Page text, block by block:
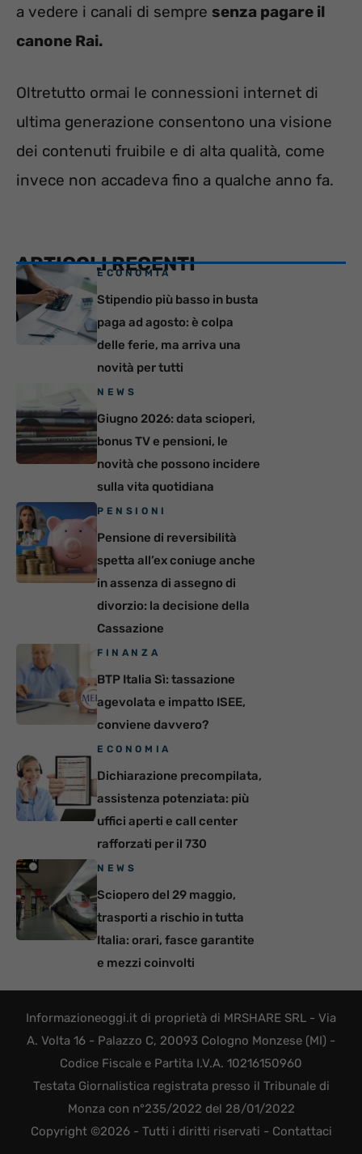
a vedere i canali di sempre senza pagare il
canone Rai.
Oltretutto ormai le connessioni internet di
ultima generazione consentono una visione
dei contenuti fruibile e di alta qualità, come
invece non accadeva fino a qualche anno fa.
ARTICOLI RECENTI
ECONOMIA
Stipendio più basso in busta
paga ad agosto: è colpa
delle ferie, ma arriva una
novità per tutti
NEWS
Giugno 2026: data scioperi,
bonus TV e pensioni, le
novità che possono incidere
sulla vita quotidiana
PENSIONI
Pensione di reversibilità
spetta all’ex coniuge anche
in assenza di assegno di
divorzio: la decisione della
Cassazione
FINANZA
BTP Italia Sì: tassazione
agevolata e impatto ISEE,
conviene davvero?
ECONOMIA
Dichiarazione precompilata,
assistenza potenziata: più
uffici aperti e call center
rafforzati per il 730
NEWS
Sciopero del 29 maggio,
trasporti a rischio in tutta
Italia: orari, fasce garantite
e mezzi coinvolti
Informazioneoggi.it di proprietà di MRSHARE SRL - Via
A. Volta 16 - Palazzo C, 20093 Cologno Monzese (MI) -
Codice Fiscale e Partita I.V.A. 10216150960
Testata Giornalistica registrata presso il Tribunale di
Monza con n°235/2022 del 28/01/2022
Copyright ©2026 - Tutti i diritti riservati - Contattaci